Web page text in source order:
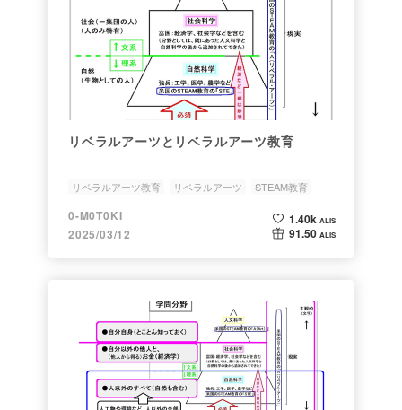
リベラルアーツとリベラルアーツ教育
リベラルアーツ教育 リベラルアーツ
STEAM教育
STEM教育
0-M0T0KI
2025/03/12
1.40k ALIS
91.50 ALIS